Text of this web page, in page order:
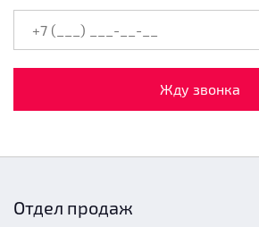
Жду звонка
Отдел продаж